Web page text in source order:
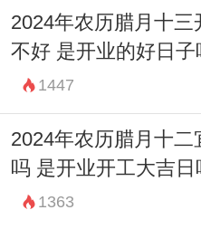
2024年农历腊月十三
不好 是开业的好日子
1447
2024年农历腊月十二
吗 是开业开工大吉日
1363